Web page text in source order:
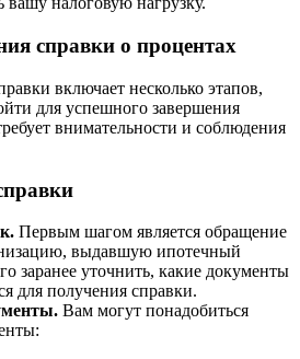
справки о процентах
включает несколько этапов,
для успешного завершения
внимательности и соблюдения
Первым шагом является обращение
выдавшую ипотечный
заранее уточнить, какие документы
для получения справки.
Вам могут понадобиться